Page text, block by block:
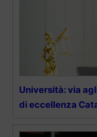
Università: via
di eccellenza